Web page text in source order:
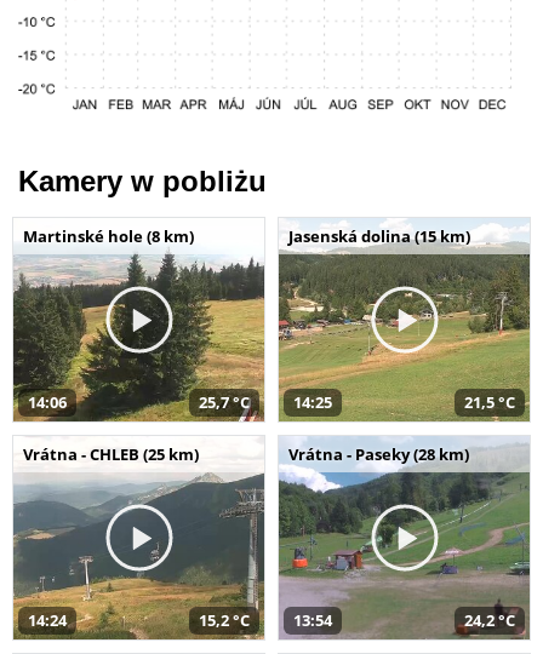
Kamery w pobliżu
Martinské hole (8 km)
14:06 25,7 °C
Jasenská dolina (15 km)
14:25 21,5 °C
Vrátna - CHLEB (25 km)
14:24 15,2 °C
Vrátna - Paseky (28 km)
13:54 24,2 °C